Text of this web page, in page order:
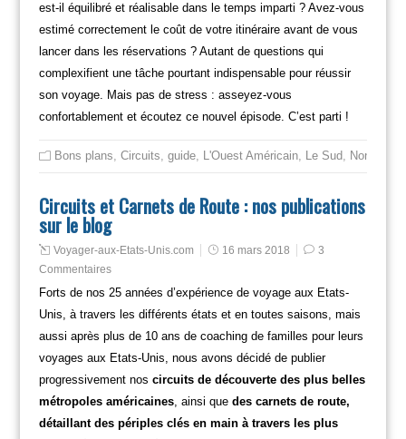
est-il équilibré et réalisable dans le temps imparti ? Avez-vous
estimé correctement le coût de votre itinéraire avant de vous
lancer dans les réservations ? Autant de questions qui
complexifient une tâche pourtant indispensable pour réussir
son voyage. Mais pas de stress : asseyez-vous
confortablement et écoutez ce nouvel épisode. C’est parti !
Bons plans Circuits guide, L'Ouest Américain, Le Sud Non
Circuits et Carnets de Route : nos publications
sur le blog
Voyager-aux-Etats-Unis.com 16 mars 2018
3
Commentaires
Forts de nos 25 années d’expérience de voyage aux Etats-
Unis, à travers les différents états et en toutes saisons, mais
aussi après plus de 10 ans de coaching de familles pour leurs
voyages aux Etats-Unis, nous avons décidé de publier
progressivement nos circuits de découverte des plus belles
métropoles américaines, ainsi que des carnets de route,
détaillant des périples clés en main à travers les plus